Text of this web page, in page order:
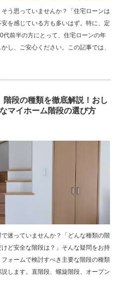
う思っていませんか？「住宅ローンは
を感じている方も多いはず。特に、定
前半の方にとって、住宅ローンの年
し、ご安心ください。この記事では、
階段の種類を徹底解説！おし
マイホーム階段の選び方
迷っていませんか？「どんな種類の階
ど安全な階段は？」そんな疑問をお持
ォームで検討すべき主要な階段の種類
します。直階段、螺旋階段、オープン